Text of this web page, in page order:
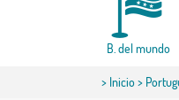
B. del mundo
> Inicio>